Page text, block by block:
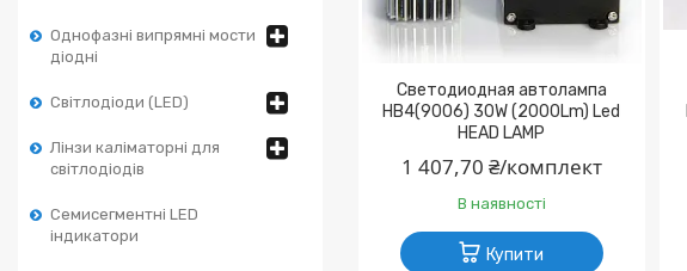
Однофазні випрямні мости
діодні
Світлодіоди (LED)
Лінзи каліматорні для
світлодіодів
Семисегментні LED
індикатори
Светодиодная автолампа
HB4(9006) 30W (2000Lm) Led
HEAD LAMP
1 407,70 ₴/комплект
В наявності
Купити